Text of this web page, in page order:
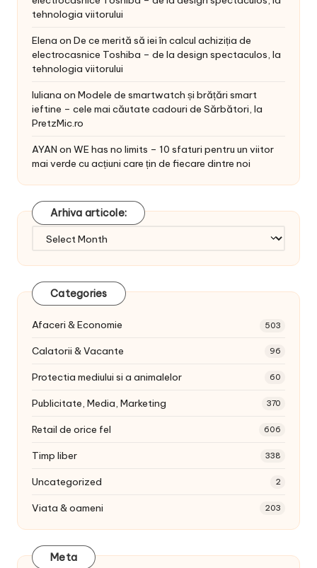
tehnologia viitorului
Elena on De ce merită să iei în calcul achiziția de
electrocasnice Toshiba – de la design spectaculos, la
tehnologia viitorului
Iuliana on Modele de smartwatch și brățări smart
ieftine – cele mai căutate cadouri de Sărbători, la
PretzMic.ro
AYAN on WE has no limits – 10 sfaturi pentru un viitor
mai verde cu acțiuni care țin de fiecare dintre noi
Arhiva articole:
Arhiva
Categories
Afaceri & Economie 503
Calatorii & Vacante 96
Protectia mediului si a animalelor 60
Publicitate, Media, Marketing 370
Retail de orice fel 606
Timp liber 338
Uncategorized 2
Viata & oameni 203
Meta